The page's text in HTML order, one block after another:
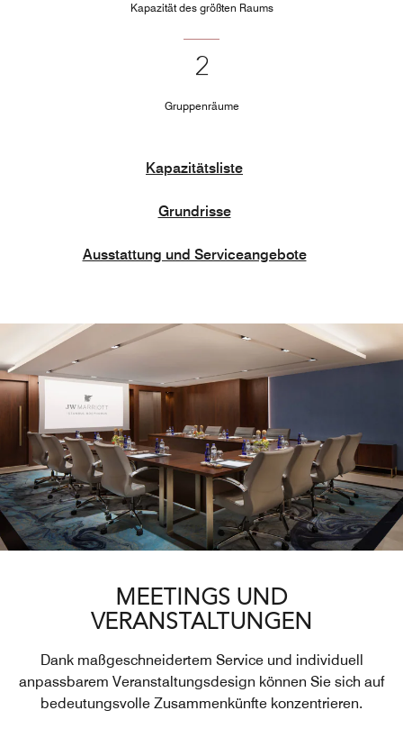
Kapazität des größten Raums
2
Gruppenräume
Kapazitätsliste
Grundrisse
Ausstattung und Serviceangebote
MEETINGS UND
VERANSTALTUNGEN
Dank maßgeschneidertem Service und individuell
anpassbarem Veranstaltungsdesign können Sie sich auf
bedeutungsvolle Zusammenkünfte konzentrieren.